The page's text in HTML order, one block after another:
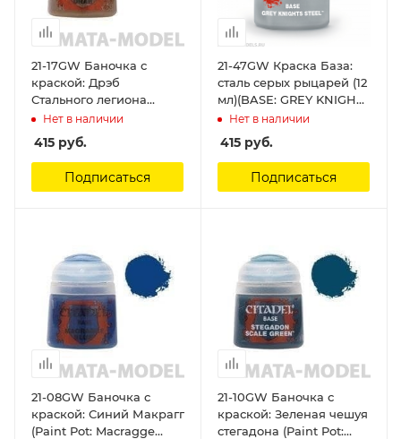
21-17GW Баночка с
краской: Дрэб
Стального легиона
(Paint Pot: Steel Legion
Drab) Citadel
Нет в наличии
415 руб.
Подписаться
21-47GW Краска База:
сталь серых рыцарей (12
мл)(BASE: GREY KNIGHTS
STEEL (12ML)) Citadel
Нет в наличии
415 руб.
Подписаться
21-08GW Баночка с
краской: Синий Макрагг
(Paint Pot: Macragge
21-10GW Баночка с
краской: Зеленая чешуя
стегадона (Paint Pot: